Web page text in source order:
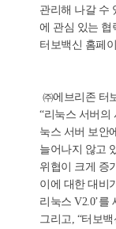
관리해 나갈 수
에 관심 있는 협
터보백신 홈페
㈜에브리존 터
“리눅스 서버의
눅스 서버 보안
늘어나지 않고
위협이 크게 증
이에 대한 대비
리눅스 V2.0’를
그리고, “터보